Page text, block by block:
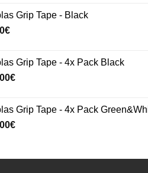
Grip Tape - Black
€
Grip Tape - 4x Pack Black
€
Grip Tape - 4x Pack
€